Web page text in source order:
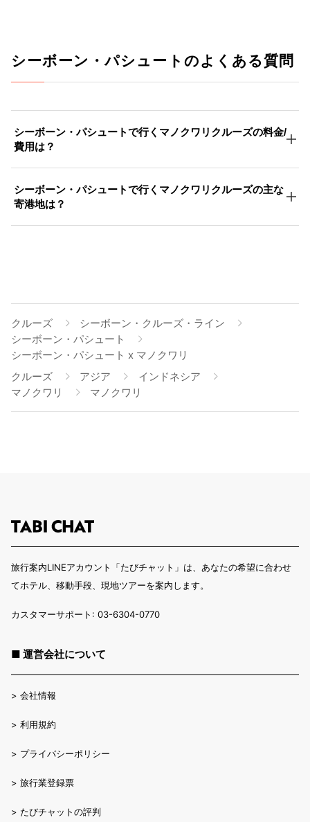
シーボーン・パシュートのよくある質問
シーボーン・パシュートで行くマノクワリクルーズの料金/
費用は？
シーボーン・パシュートで行くマノクワリクルーズの主な
寄港地は？
クルーズ
シーボーン・クルーズ・ライン
シーボーン・パシュート
シーボーン・パシュート x マノクワリ
クルーズ
アジア
インドネシア
マノクワリ
マノクワリ
旅行案内LINEアカウント「たびチャット」は、あなたの希望に合わせ
てホテル、移動手段、現地ツアーを案内します。
カスタマーサポート: 03-6304-0770
■ 運営会社について
> 会社情報
> 利用規約
> プライバシーポリシー
> 旅行業登録票
> たびチャットの評判